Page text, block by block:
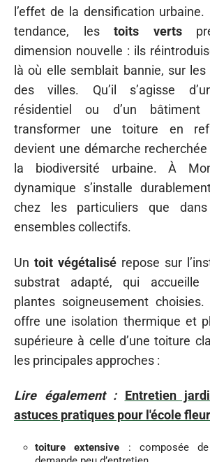
l’effet de la densification
tendance, lestoits verts
dimension nouvelle : ils
là où elle semblait bannie, sur
des villes. Qu’il s’agisse
résidentiel ou d’un bâtiment
transformer une toiture en
devient une démarche
la biodiversité urbaine. À
dynamique s’installe
chez les particuliers que
ensembles collectifs.
Un toit végétalisé repose sur
substrat adapté, qui accueille
plantes soigneusement
offre une isolation thermique et
supérieure à celle d’une toiture
les principales approches :
Lire également :
Entretien
astuces pratiques pour l'école
toiture extensive : composée